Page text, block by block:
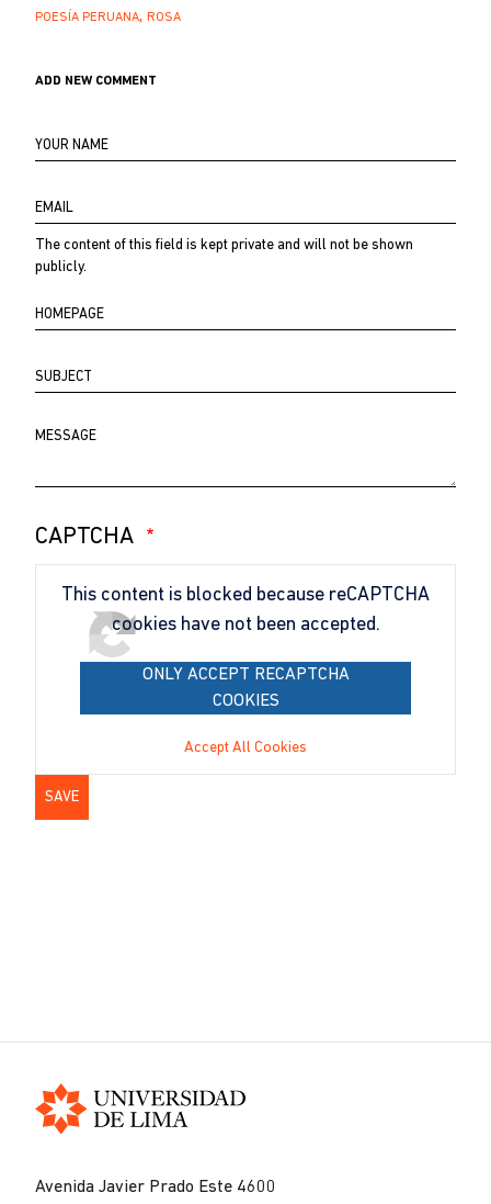
POESÍA PERUANA
ROSA
ADD NEW COMMENT
Your
Email
The content of this field is kept private and will not be shown
publicly.
Homepage
Asunto
Comentario
CAPTCHA
This content is blocked because reCAPTCHA
cookies have not been accepted.
ONLY ACCEPT RECAPTCHA
COOKIES
Accept All Cookies
Avenida Javier Prado Este 4600